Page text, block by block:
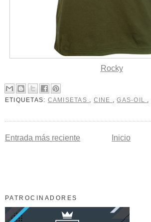
Rocky
ETIQUETAS: CAMISETAS , CINE ,GAS-OIL ,
Entrada más reciente Inicio
PATROCINADORES